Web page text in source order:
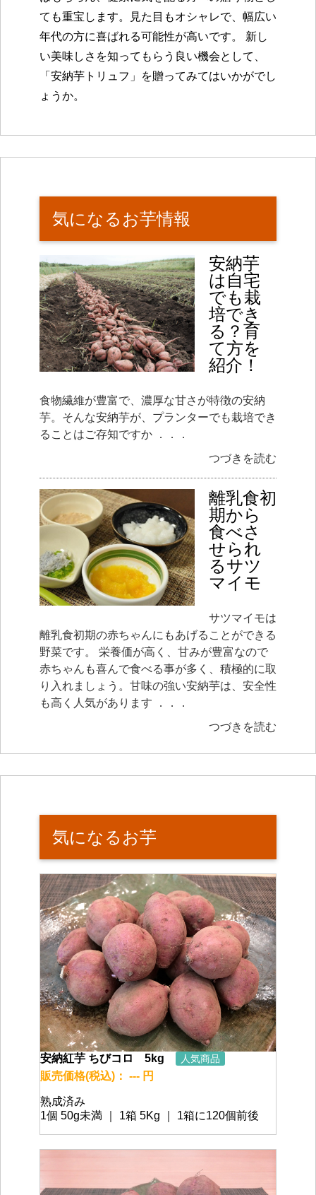
ても重宝します。見た目もオシャレで、幅広い
年代の方に喜ばれる可能性が高いです。 新し
い美味しさを知ってもらう良い機会として、
「安納芋トリュフ」を贈ってみてはいかがでし
ょうか。
気になるお芋情報
安納芋
は自宅
でも栽
培でき
る？育
て方を
紹介！
食物繊維が豊富で、濃厚な甘さが特徴の安納
芋。そんな安納芋が、プランターでも栽培でき
ることはご存知ですか ．．．
つづきを読む
離乳食初
期から
食べさ
せられ
るサツ
マイモ
サツマイモは
離乳食初期の赤ちゃんにもあげることができる
野菜です。 栄養価が高く、甘みが豊富なので
赤ちゃんも喜んで食べる事が多く、積極的に取
り入れましょう。甘味の強い安納芋は、安全性
も高く人気があります ．．．
つづきを読む
気になるお芋
安納紅芋 ちびコロ 5kg 人気商品
販売価格(税込)： --- 円
熟成済み
1個 50g未満 ｜ 1箱 5Kg ｜ 1箱に120個前後